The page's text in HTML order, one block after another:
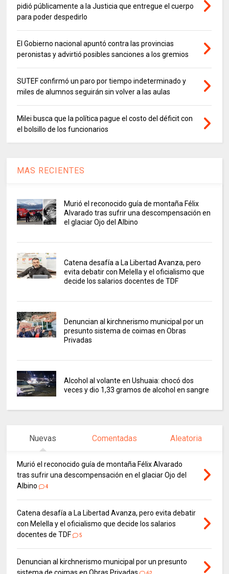
pidió públicamente a la Justicia que entregue el cuerpo
para poder despedirlo
El Gobierno nacional apuntó contra las provincias
peronistas y advirtió posibles sanciones a los gremios
SUTEF confirmó un paro por tiempo indeterminado y
miles de alumnos seguirán sin volver a las aulas
Milei busca que la política pague el costo del déficit con
el bolsillo de los funcionarios
MAS RECIENTES
Murió el reconocido guía de montaña Félix
Alvarado tras sufrir una descompensación en
el glaciar Ojo del Albino
Catena desafía a La Libertad Avanza, pero
evita debatir con Melella y el oficialismo que
decide los salarios docentes de TDF
Denuncian al kirchnerismo municipal por un
presunto sistema de coimas en Obras
Privadas
Alcohol al volante en Ushuaia: chocó dos
veces y dio 1,33 gramos de alcohol en sangre
Nuevas Comentadas Aleatoria
Murió el reconocido guía de montaña Félix Alvarado
tras sufrir una descompensación en el glaciar Ojo del
Albino
4
Catena desafía a La Libertad Avanza, pero evita debatir
con Melella y el oficialismo que decide los salarios
docentes de TDF
5
Denuncian al kirchnerismo municipal por un presunto